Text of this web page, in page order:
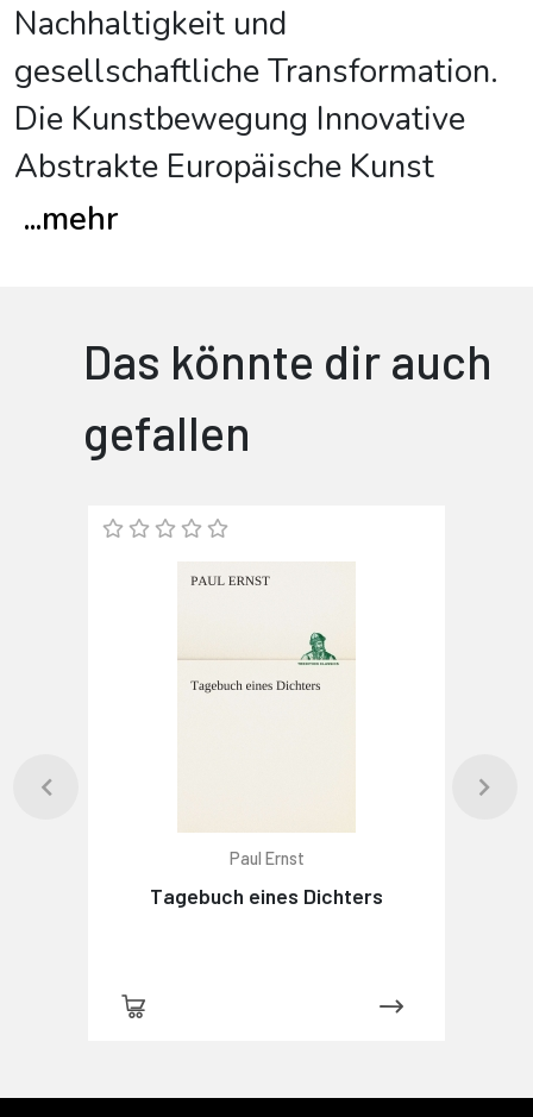
Nachhaltigkeit und
gesellschaftliche Transformation.
Die Kunstbewegung Innovative
Abstrakte Europäische Kunst
...mehr
Das könnte dir auch
gefallen
Paul Ernst
Tagebuch eines Dichters